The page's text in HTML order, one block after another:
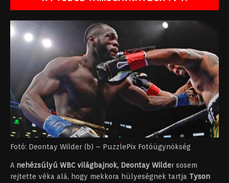
Fotó: Deontay Wilder (b) – PuzzlePix Fotóügynökség
A nehézsúlyú WBC világbajnok, Deontay Wilder sosem
rejtette véka alá, hogy mekkora hülyeségnek tartja Tyson